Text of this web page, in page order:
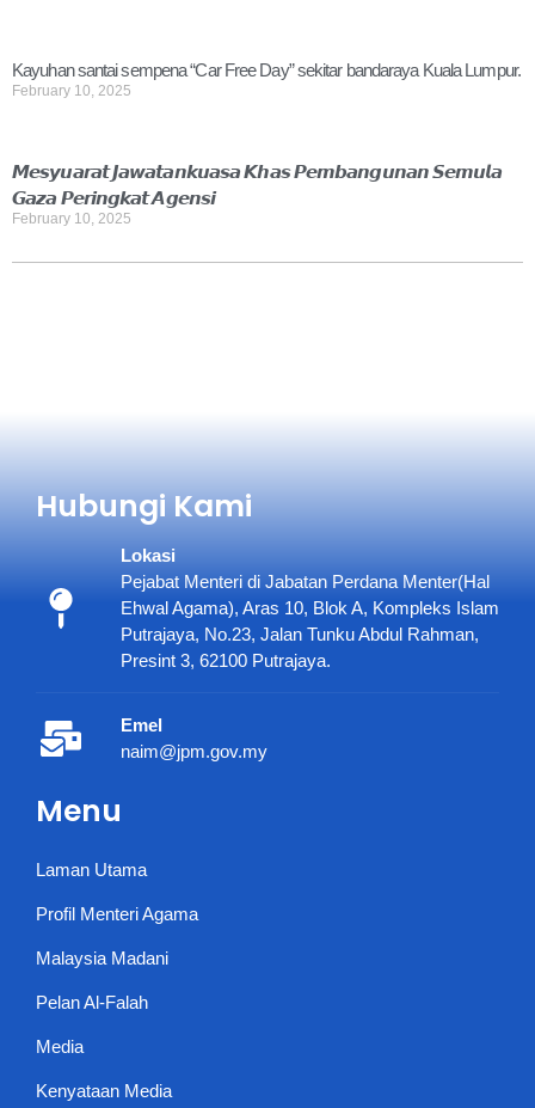
Kayuhan santai sempena “Car Free Day” sekitar bandaraya Kuala Lumpur.
February 10, 2025
𝙈𝙚𝙨𝙮𝙪𝙖𝙧𝙖𝙩 𝙅𝙖𝙬𝙖𝙩𝙖𝙣𝙠𝙪𝙖𝙨𝙖 𝙆𝙝𝙖𝙨 𝙋𝙚𝙢𝙗𝙖𝙣𝙜𝙪𝙣𝙖𝙣 𝙎𝙚𝙢𝙪𝙡𝙖
𝙂𝙖𝙯𝙖 𝙋𝙚𝙧𝙞𝙣𝙜𝙠𝙖𝙩 𝘼𝙜𝙚𝙣𝙨𝙞
February 10, 2025
Hubungi Kami
Lokasi
Pejabat Menteri di Jabatan Perdana Menter(Hal
Ehwal Agama), Aras 10, Blok A, Kompleks Islam
Putrajaya, No.23, Jalan Tunku Abdul Rahman,
Presint 3, 62100 Putrajaya.
Emel
naim@jpm.gov.my
Menu
Laman Utama
Profil Menteri Agama
Malaysia Madani
Pelan Al-Falah
Media
Kenyataan Media